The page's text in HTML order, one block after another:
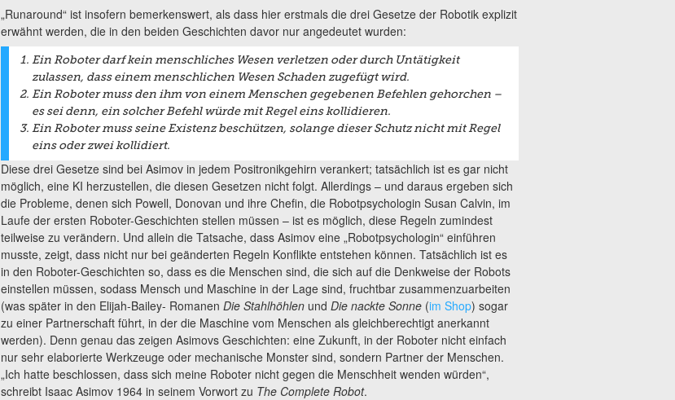
„Runaround“ ist insofern bemerkenswert, als dass hier erstmals die drei Gesetze der Robotik explizit
erwähnt werden, die in den beiden Geschichten davor nur angedeutet wurden:
Ein Roboter darf kein menschliches Wesen verletzen oder durch Untätigkeit
zulassen, dass einem menschlichen Wesen Schaden zugefügt wird.
Ein Roboter muss den ihm von einem Menschen gegebenen Befehlen gehorchen –
es sei denn, ein solcher Befehl würde mit Regel eins kollidieren.
Ein Roboter muss seine Existenz beschützen, solange dieser Schutz nicht mit Regel
eins oder zwei kollidiert.
Diese drei Gesetze sind bei Asimov in jedem Positronikgehirn verankert; tatsächlich ist es gar nicht
möglich, eine KI herzustellen, die diesen Gesetzen nicht folgt. Allerdings – und daraus ergeben sich
die Probleme, denen sich Powell, Donovan und ihre Chefin, die Robotpsychologin Susan Calvin, im
Laufe der ersten Roboter-Geschichten stellen müssen – ist es möglich, diese Regeln zumindest
teilweise zu verändern. Und allein die Tatsache, dass Asimov eine „Robotpsychologin“ einführen
musste, zeigt, dass nicht nur bei geänderten Regeln Konflikte entstehen können. Tatsächlich ist es
in den Roboter-Geschichten so, dass es die Menschen sind, die sich auf die Denkweise der Robots
einstellen müssen, sodass Mensch und Maschine in der Lage sind, fruchtbar zusammenzuarbeiten
(was später in den Elijah-Bailey- ​Romanen Die Stahlhöhlenund Die nackte Sonne(im Shop) sogar
zu einer Partnerschaft führt, in der die Maschine vom Menschen als gleichberechtigt anerkannt
werden). Denn genau das zeigen Asimovs Geschichten: eine Zukunft, in der Roboter nicht einfach
nur sehr elaborierte Werkzeuge oder mechanische Monster sind, sondern Partner der Menschen.
„Ich hatte beschlossen, dass sich meine Roboter nicht gegen die Menschheit wenden würden“,
schreibt Isaac Asimov 1964 in seinem Vorwort zu The Complete Robot.